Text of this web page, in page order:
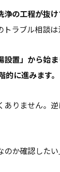
浄の工程が抜
ラブル相談
置」から始
に進みます。
りません。逆
か確認したい